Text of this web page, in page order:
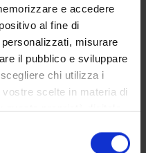
e accedere
al fine di
misurare
il pubblico e sviluppare
chi utilizza i
scelte in materia di
questa proprietà digitale
in qualsiasi